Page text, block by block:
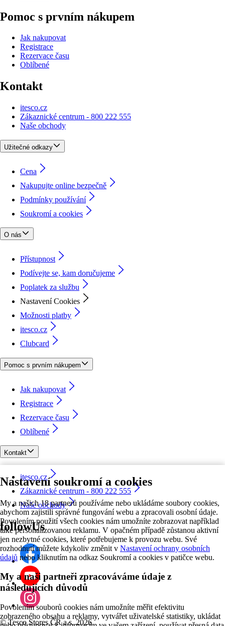
Nastavení soukromí a cookies
My a našich 18 partnerů používáme nebo ukládáme soubory cookies,
abychom zajistili správné fungování webu a zpracovali osobní údaje.
Povolením použití všech cookies nám umožníte zobrazovat například
také personalizovanou reklamu. V opačném případě zůstanou aktivní
jen nezbytné cookies, které potřebujeme k provozu webu. Své
rozhodnutí můžete kdykoliv změnit v Nastavení ochrany osobních
údajů nebo kliknutím na odkaz Soukromí a cookies v patičce webu.
My a naši partneři zpracováváme údaje z
následujících důvodů
Povolením souborů cookies nám umožníte měřit efektivitu
zobrazeného obsahu a reklamy, vytvářet uživatelské statistiky, ukládat
Pomoc s prvním nákupem
Jak nakupovat
Registrace
Rezervace času
Oblíbené
Kontakt
itesco.cz
Zákaznické centrum - 800 222 555
Naše obchody
Užitečné odkazy
Cena
Nakupujte online bezpečně
Podmínky používání
Soukromí a cookies
O nás
Přístupnost
Podívejte se, kam doručujeme
Poplatek za službu
Nastavení Cookies
Možnosti platby
itesco.cz
Clubcard
Pomoc s prvním nákupem
Jak nakupovat
Registrace
Rezervace času
Oblíbené
Kontakt
itesco.cz
Zákaznické centrum - 800 222 555
Naše obchody
followUs
©Tesco Stores ČR a.s. 2026